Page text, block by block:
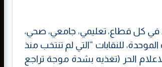
كل قطاع، تعليمي، جامعي، صحي،
للنقابات “التي لم تنتخب منذ
الحر (تغذيه بشدة موجة تراجع